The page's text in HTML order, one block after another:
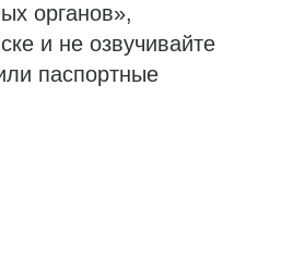
органов»,
и не озвучивайте
паспортные